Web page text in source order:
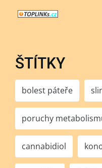
ŠTÍTKY
bolest páteře
poruchy
cannabidiol